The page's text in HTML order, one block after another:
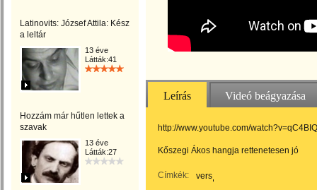
Latinovits: József Attila: Kész
a leltár
13 éve
Látták:41
Hozzám már hűtlen lettek a
szavak
13 éve
Látták:27
Leírás Videó beágyazása
http://www.youtube.com/
Kőszegi Ákos hangja rettenetesen jó
Címkék:
vers